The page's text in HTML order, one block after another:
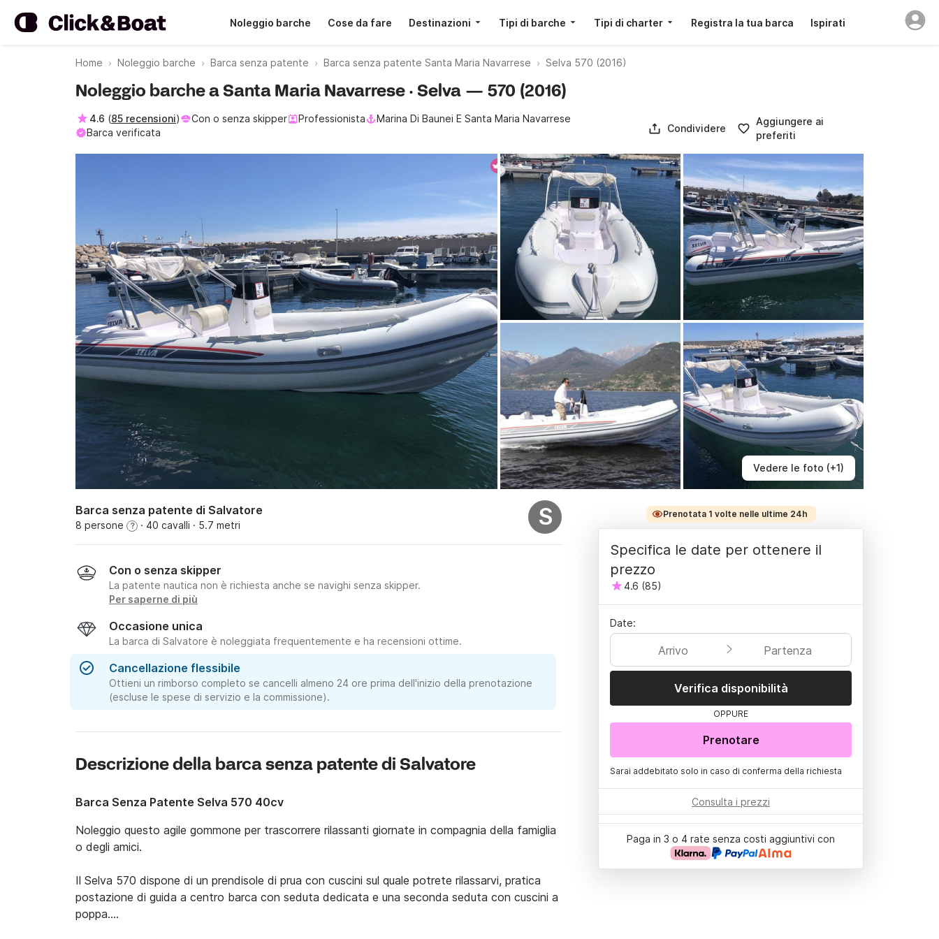
Noleggio barche Cose da fare Destinazioni Tipi di barche Tipi di charter Registra la tua barca Ispirati
Home Noleggio barche Barca senza patente Barca senza patente Santa Maria Navarrese Selva 570 (2016)
Vedere le foto (+1)
Noleggio barche a Santa Maria Navarrese · Selva — 570 (2016)
4.6 (85 recensioni) Con o senza skipper Professionista
Marina Di Baunei E Santa Maria Navarrese
Barca verificata
Condividere
Aggiungere ai
preferiti
Barca senza patente di Salvatore
8 persone ? · 40 cavalli · 5.7 metri S
Con o senza skipper
La patente nautica non è richiesta anche se navighi senza skipper.
Per saperne di più
Occasione unica
La barca di Salvatore è noleggiata frequentemente e ha recensioni ottime.
Cancellazione flessibile
Ottieni un rimborso completo se cancelli almeno 24 ore prima dell'inizio della prenotazione
(escluse le spese di servizio e la commissione).
Descrizione della barca senza patente di Salvatore
Barca Senza Patente Selva 570 40cv
Noleggio questo agile gommone per trascorrere rilassanti giornate in compagnia della famiglia
o degli amici.
Il Selva 570 dispone di un prendisole di prua con cuscini sul quale potrete rilassarvi, pratica
postazione di guida a centro barca con seduta dedicata e una seconda seduta con cuscini a
poppa.
Prenotata 1 volte nelle ultime 24h
Specifica le date per ottenere il
prezzo
4.6 (85)
Date:
Arrivo Partenza
Verifica disponibilità
OPPURE
Prenotare
Sarai addebitato solo in caso di conferma della richiesta
Consulta i prezzi
Paga in 3 o 4 rate senza costi aggiuntivi con